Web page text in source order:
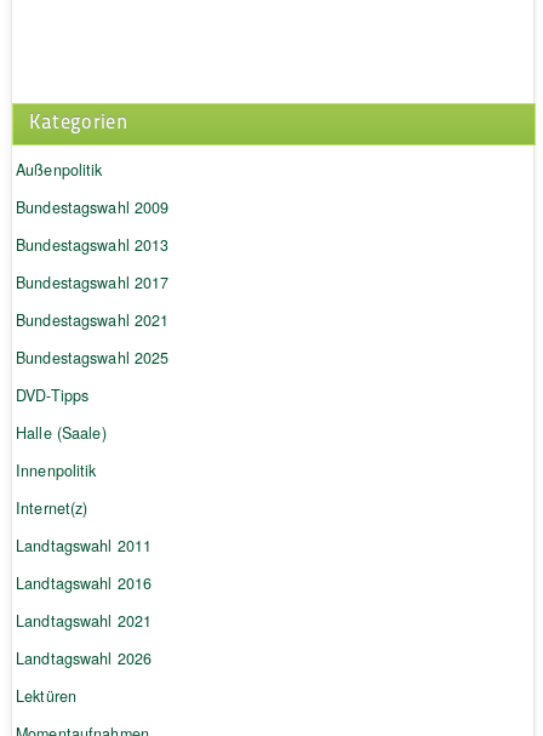
Kategorien
Außenpolitik
Bundestagswahl 2009
Bundestagswahl 2013
Bundestagswahl 2017
Bundestagswahl 2021
Bundestagswahl 2025
DVD-Tipps
Halle (Saale)
Innenpolitik
Internet(z)
Landtagswahl 2011
Landtagswahl 2016
Landtagswahl 2021
Landtagswahl 2026
Lektüren